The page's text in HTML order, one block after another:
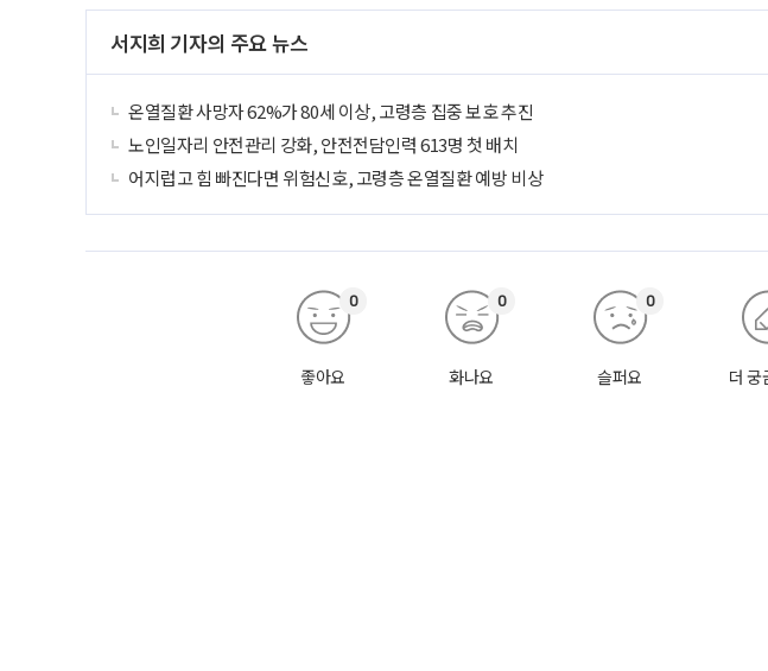
서지희 기자의 주요 뉴스
온열질환 사망자 62%가 80세 이상, 고령층 집중 보호 추진
노인일자리 안전관리 강화, 안전전담인력 613명 첫 배치
어지럽고 힘 빠진다면 위험신호, 고령층 온열질환 예방 비상
좋아요
0
화나요
0
슬퍼요
0
더 궁